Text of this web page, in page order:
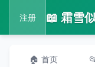
注册
🏠 首页